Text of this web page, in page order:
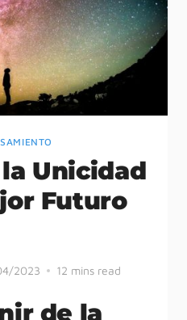
Unicidad
Futuro
2023 12 mins read
de la